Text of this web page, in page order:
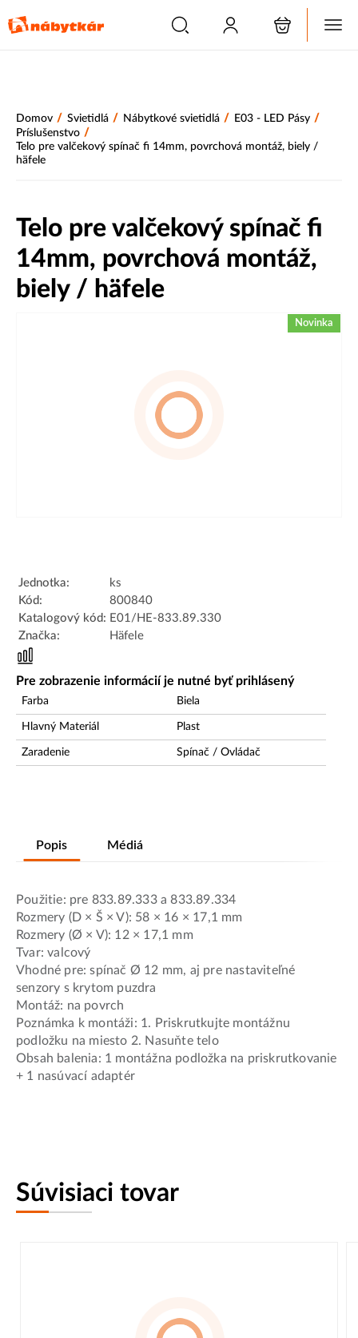
Domov / Svietidlá / Nábytkové svietidlá / E03 - LED Pásy /
Príslušenstvo /
Telo pre valčekový spínač fi 14mm, povrchová montáž, biely /
häfele
Telo pre valčekový spínač fi
14mm, povrchová montáž,
biely / häfele
Novinka
Jednotka:
ks
Kód:
800840
Katalogový kód: E01/HE-833.89.330
Značka:
Häfele
Pre zobrazenie informácií je nutné byť prihlásený
Farba Biela
Hlavný Materiál Plast
Zaradenie Spínač / Ovládač
Popis Médiá
Použitie: pre 833.89.333 a 833.89.334
Rozmery (D × Š × V): 58 × 16 × 17,1 mm
Rozmery (Ø × V): 12 × 17,1 mm
Tvar: valcový
Vhodné pre: spínač Ø 12 mm, aj pre nastaviteľné
senzory s krytom puzdra
Montáž: na povrch
Poznámka k montáži: 1. Priskrutkujte montážnu
podložku na miesto 2. Nasuňte telo
Obsah balenia: 1 montážna podložka na priskrutkovanie
+ 1 nasúvací adaptér
Súvisiaci tovar